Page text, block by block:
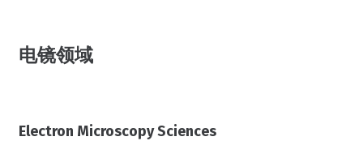
电镜领域
Electron Microscopy Sciences